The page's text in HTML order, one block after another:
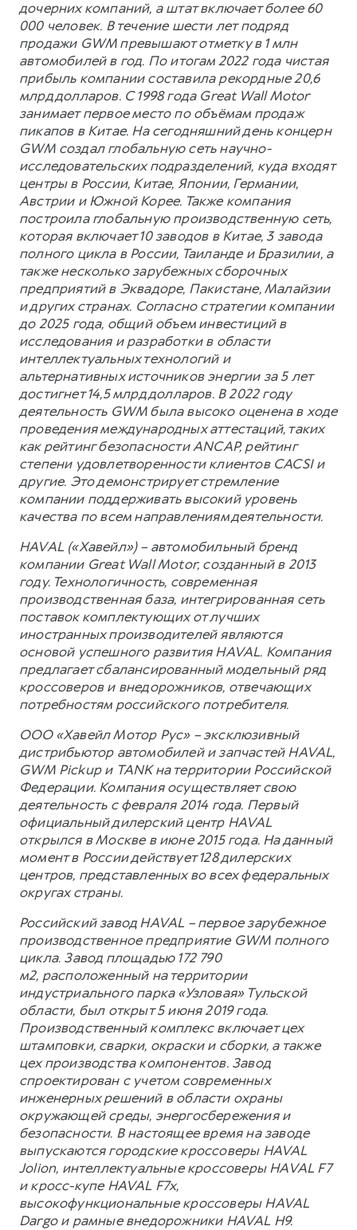
дочерних компаний, а штат включает более 60
000 человек. В течение шести лет подряд
продажи GWM превышают отметку в 1 млн
автомобилей в год. По итогам 2022 года чистая
прибыль компании составила рекордные 20,6
млрд долларов. С 1998 года Great Wall Motor
занимает первое место по объёмам продаж
пикапов в Китае. На сегодняшний день концерн
GWM создал глобальную сеть научно-
исследовательских подразделений, куда входят
центры в России, Китае, Японии, Германии,
Австрии и Южной Корее. Также компания
построила глобальную производственную сеть,
которая включает 10 заводов в Китае, 3 завода
полного цикла в России, Таиланде и Бразилии, а
также несколько зарубежных сборочных
предприятий в Эквадоре, Пакистане, Малайзии
и других странах. Согласно стратегии компании
до 2025 года, общий объем инвестиций в
исследования и разработки в области
интеллектуальных технологий и
альтернативных источников энергии за 5 лет
достигнет 14,5 млрд долларов. В 2022 году
деятельность GWM была высоко оценена в ходе
проведения международных аттестаций, таких
как рейтинг безопасности ANCAP, рейтинг
степени удовлетворенности клиентов CACSI и
другие. Это демонстрирует стремление
компании поддерживать высокий уровень
качества по всем направлениям деятельности.
HAVAL («Хавейл») – автомобильный бренд
компании Great Wall Motor, созданный в 2013
году. Технологичность, современная
производственная база, интегрированная сеть
поставок комплектующих от лучших
иностранных производителей являются
основой успешного развития HAVAL. Компания
предлагает сбалансированный модельный ряд
кроссоверов и внедорожников, отвечающих
потребностям российского потребителя.
ООО «Хавейл Мотор Рус» – эксклюзивный
дистрибьютор автомобилей и запчастей HAVAL,
GWM Pickup и TANK на территории Российской
Федерации. Компания осуществляет свою
деятельность с февраля 2014 года. Первый
официальный дилерский центр HAVAL
открылся в Москве в июне 2015 года. На данный
момент в России действует 128 дилерских
центров, представленных во всех федеральных
округах страны.
Российский завод HAVAL – первое зарубежное
производственное предприятие GWM полного
цикла. Завод площадью 172 790
м2, расположенный на территории
индустриального парка «Узловая» Тульской
области, был открыт 5 июня 2019 года.
Производственный комплекс включает цех
штамповки, сварки, окраски и сборки, а также
цех производства компонентов. Завод
спроектирован с учетом современных
инженерных решений в области охраны
окружающей среды, энергосбережения и
безопасности. В настоящее время на заводе
выпускаются городские кроссоверы HAVAL
Jolion, интеллектуальные кроссоверы HAVAL F7
и кросс-купе HAVAL F7x,
высокофункциональные кроссоверы HAVAL
Dargo и рамные внедорожники HAVAL H9.